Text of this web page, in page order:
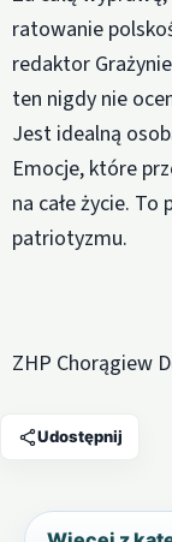
ratowanie
redaktor
ten nigdy nie
Jest idealną
Emocje, które
na całe życie.
patriotyzmu.
ZHP Chorągiew
Udostępnij